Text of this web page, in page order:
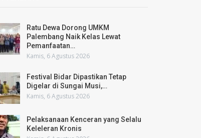
Ratu Dewa Dorong UMKM
Palembang Naik Kelas Lewat
Pemanfaatan…
Kamis, 6 Agustus 2026
Festival Bidar Dipastikan Tetap
Digelar di Sungai Musi,…
Kamis, 6 Agustus 2026
Pelaksanaan Kenceran yang Selalu
Keleleran Kronis